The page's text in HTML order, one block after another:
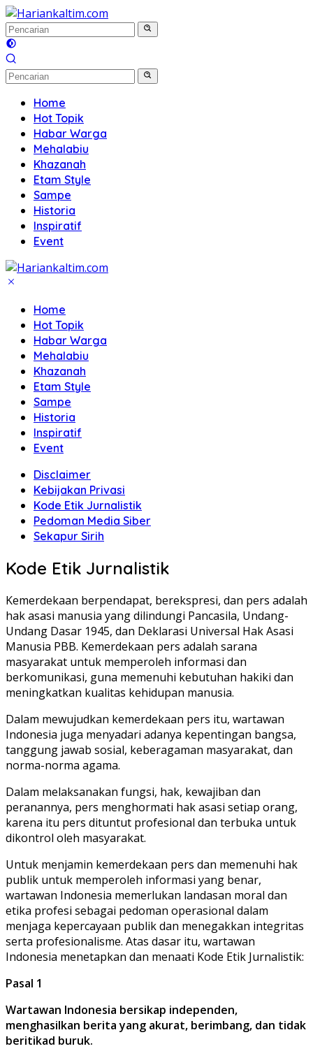
Langsung
ke
konten
Home
Hot Topik
Habar Warga
Mehalabiu
Khazanah
Etam Style
Sampe
Historia
Inspiratif
Event
Home
Hot Topik
Habar Warga
Mehalabiu
Khazanah
Etam Style
Sampe
Historia
Inspiratif
Event
Disclaimer
Kebijakan Privasi
Kode Etik Jurnalistik
Pedoman Media Siber
Sekapur Sirih
Kode Etik Jurnalistik
Kemerdekaan berpendapat, berekspresi, dan pers adalah
hak asasi manusia yang dilindungi Pancasila, Undang-
Undang Dasar 1945, dan Deklarasi Universal Hak Asasi
Manusia PBB. Kemerdekaan pers adalah sarana
masyarakat untuk memperoleh informasi dan
berkomunikasi, guna memenuhi kebutuhan hakiki dan
meningkatkan kualitas kehidupan manusia.
Dalam mewujudkan kemerdekaan pers itu, wartawan
Indonesia juga menyadari adanya kepentingan bangsa,
tanggung jawab sosial, keberagaman masyarakat, dan
norma-norma agama.
Dalam melaksanakan fungsi, hak, kewajiban dan
peranannya, pers menghormati hak asasi setiap orang,
karena itu pers dituntut profesional dan terbuka untuk
dikontrol oleh masyarakat.
Untuk menjamin kemerdekaan pers dan memenuhi hak
publik untuk memperoleh informasi yang benar,
wartawan Indonesia memerlukan landasan moral dan
etika profesi sebagai pedoman operasional dalam
menjaga kepercayaan publik dan menegakkan integritas
serta profesionalisme. Atas dasar itu, wartawan
Indonesia menetapkan dan menaati Kode Etik Jurnalistik:
Pasal 1
Wartawan Indonesia bersikap independen,
menghasilkan berita yang akurat, berimbang, dan tidak
beritikad buruk.